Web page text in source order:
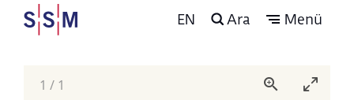
EN Ara Menü
1 / 1